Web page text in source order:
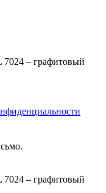
– графитовый
– графитовый